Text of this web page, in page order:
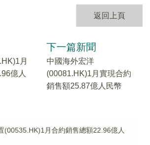
返回上頁
月
億人
下一篇新聞
中國海外宏洋
(00081.HK)1月實現合約
銷售額25.87億人民幣
(00535.HK)1月合約銷售總額22.96億人